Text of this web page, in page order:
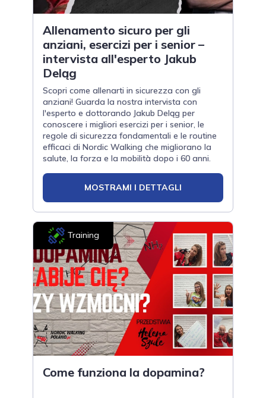
Allenamento sicuro per gli
anziani, esercizi per i senior –
intervista all'esperto Jakub
Deląg
Scopri come allenarti in sicurezza con gli
anziani! Guarda la nostra intervista con
l'esperto e dottorando Jakub Deląg per
conoscere i migliori esercizi per i senior, le
regole di sicurezza fondamentali e le routine
efficaci di Nordic Walking che migliorano la
salute, la forza e la mobilità dopo i 60 anni.
MOSTRAMI I DETTAGLI
Training
Come funziona la dopamina?